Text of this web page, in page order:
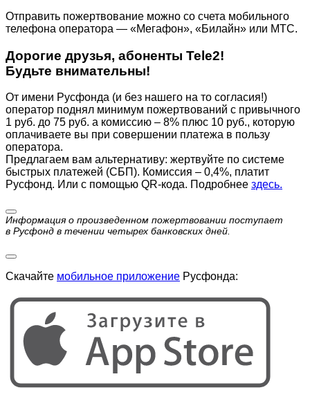
Отправить пожертвование можно со счета мобильного
телефона оператора — «Мегафон», «Билайн» или МТС.
Дорогие друзья, абоненты Tele2!
Будьте внимательны!
От имени Русфонда (и без нашего на то согласия!)
оператор поднял минимум пожертвований с привычного
1 руб. до 75 руб. а комиссию – 8% плюс 10 руб., которую
оплачиваете вы при совершении платежа в пользу
оператора.
Предлагаем вам альтернативу: жертвуйте по cистеме
быстрых платежей (СБП). Комиссия – 0,4%, платит
Русфонд. Или с помощью QR-кода. Подробнее здесь.
Информация о произведенном пожертвовании поступает
в Русфонд в течении четырех банковских дней.
Скачайте мобильное приложение Русфонда: